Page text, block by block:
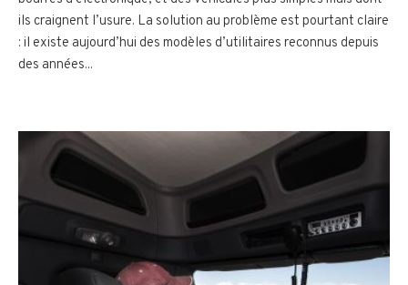
ils craignent l’usure. La solution au problème est pourtant claire
: il existe aujourd’hui des modèles d’utilitaires reconnus depuis
des années...